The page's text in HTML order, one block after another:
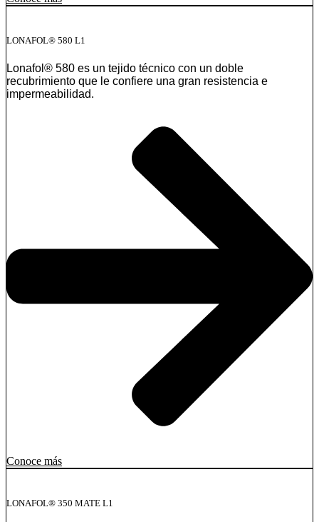
LONAFOL® 580 L1
Lonafol® 580 es un tejido técnico con un doble
recubrimiento que le confiere una gran resistencia e
impermeabilidad.
Conoce más
LONAFOL® 350 MATE L1